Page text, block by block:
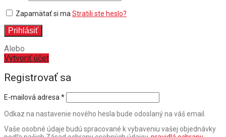
Zapamätať si ma Stratili ste heslo?
Prihlásiť
Alebo
Vytvoriť účet
Registrovať sa
E-mailová adresa*
Odkaz na nastavenie nového hesla bude odoslaný na váš email.
Vaše osobné údaje budú spracované k vybaveniu vašej objednávky